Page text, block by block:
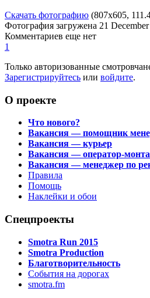
Скачать фотографию (807x605,
Фотография загружена 21
Комментариев еще нет
1
Только авторизованные
Зарегистрируйтесь или войдите.
О проекте
Что нового?
Вакансия — помощник
Вакансия — курьер
Вакансия — оператор-
Вакансия — менеджер по
Правила
Помощь
Наклейки и обои
Спецпроекты
Smotra Run 2015
Smotra Production
Благотворительность
События на дорогах
smotra.fm